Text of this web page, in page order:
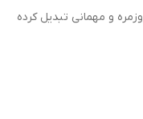
و مهمانی تبدیل کرده